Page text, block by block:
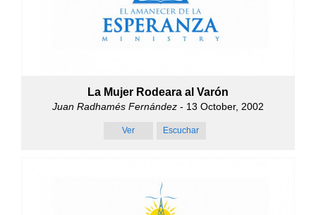
La Mujer Rodeara al Varón
Juan Radhamés Fernández - 13 October, 2002
Ver Escuchar